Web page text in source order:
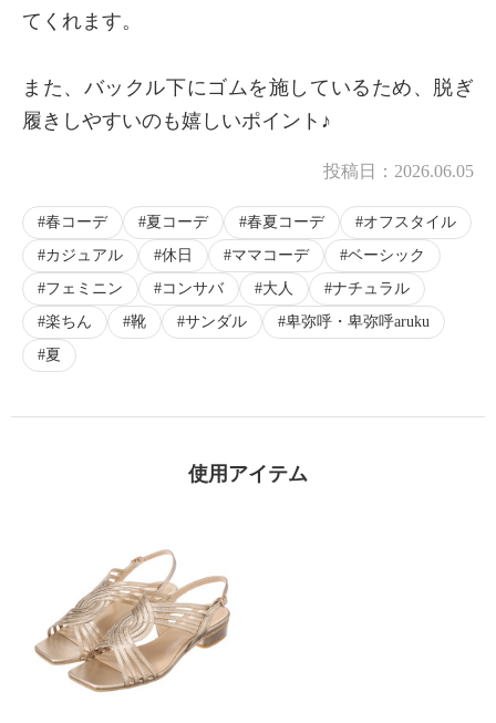
てくれます。
また、バックル下にゴムを施しているため、脱ぎ
履きしやすいのも嬉しいポイント♪
投稿日： 2026.06.05
春コーデ 夏コーデ 春夏コーデ
オフスタイル
カジュアル
休日 ママコーデ
ベーシック
フェミニン
コンサバ 大人
ナチュラル
楽ちん
靴 サンダル
卑弥呼・卑弥呼aruku
夏
使用アイテム